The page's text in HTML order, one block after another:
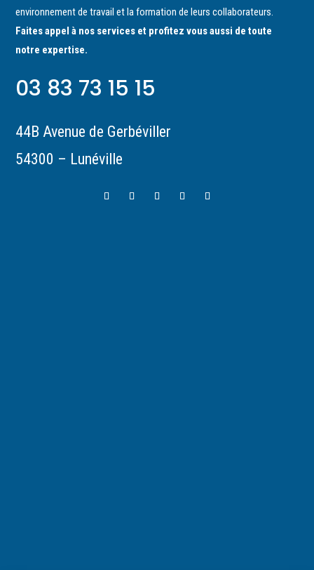
environnement de travail et la formation de leurs collaborateurs.
Faites appel à nos services et profitez vous aussi de toute
notre expertise.
03 83 73 15 15
44B Avenue de Gerbéviller
54300 – Lunéville